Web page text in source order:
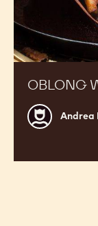
OBLONG
Andrea
De
Andrea